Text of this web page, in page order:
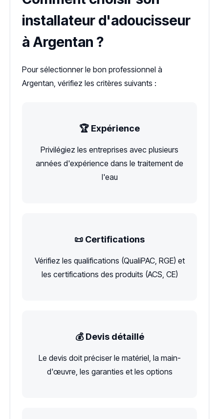
installateur d'adoucisseur
à Argentan ?
Pour sélectionner le bon professionnel à
Argentan, vérifiez les critères suivants :
🏆 Expérience
Privilégiez les entreprises avec plusieurs
années d'expérience dans le traitement de
l'eau
📜 Certifications
Vérifiez les qualifications (QualiPAC, RGE) et
les certifications des produits (ACS, CE)
💰 Devis détaillé
Le devis doit préciser le matériel, la main-
d'œuvre, les garanties et les options